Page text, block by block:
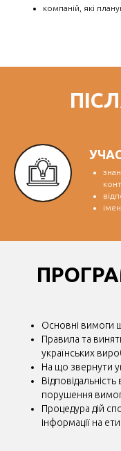
компаній, які
Основні вимоги
Правила та
українських
На що звернути
порушення
Процедура дій
інформації на